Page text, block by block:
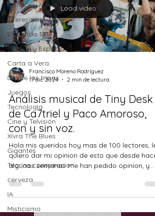
Comics y Novela
Interesante
El legado 1914
Ciencia y Espacio
Carta a Vera
Desde las tripas
Juegos
Tecnología
Cine y Telvisión
Xivra The Blues
Gigantes
Teorias conspiracion
cerveza
IA
Misticismo
Load video
Francisco Moreno Rodríguez
17 dic 2024
2 min de lectura
Análisis musical de Tiny Desk
de Ca7triel y Paco Amoroso,
con y sin voz.
Hola mis queridos hoy mas de 100 lectores,
quiero dar mi opinion de esto que desde hace
algunas semanas me han pedido opinion, y...